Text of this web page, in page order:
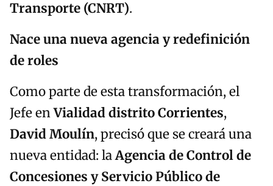
Transporte (CNRT).
Nace una nueva agencia y redefinición
de roles
Como parte de esta transformación, el
Jefe enVialidad distrito Corrientes,
David Moulín, precisó que se creará una
nueva entidad: laAgencia de Control de
Concesiones y Servicio Público de